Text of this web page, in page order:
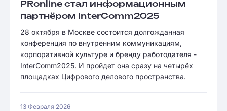
PRonline стал информационным
партнёром InterComm2025
28 октября в Москве состоится долгожданная
конференция по внутренним коммуникациям,
корпоративной культуре и бренду работодателя -
InterComm2025. И пройдет она сразу на четырёх
площадках Цифрового делового пространства.
13 Февраля 2026